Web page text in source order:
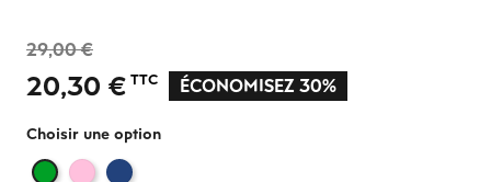
29,00 €
20,30 € TTC ÉCONOMISEZ 30%
Choisir une option
Vert Rose Bleu